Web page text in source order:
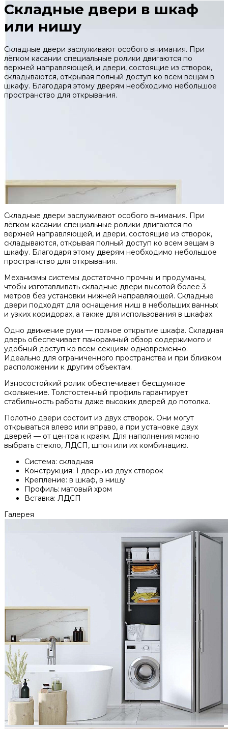
Складные двери в шкаф
или нишу
Складные двери заслуживают особого внимания. При
лёгком касании специальные ролики двигаются по
верхней направляющей, и двери, состоящие из створок,
складываются, открывая полный доступ ко всем вещам в
шкафу. Благодаря этому дверям необходимо небольшое
пространство для открывания.
Складные двери заслуживают особого внимания. При
лёгком касании специальные ролики двигаются по
верхней направляющей, и двери, состоящие из створок,
складываются, открывая полный доступ ко всем вещам в
шкафу. Благодаря этому дверям необходимо небольшое
пространство для открывания.
Механизмы системы достаточно прочны и продуманы,
чтобы изготавливать складные двери высотой более 3
метров без установки нижней направляющей. Складные
двери подходят для оснащения ниш в небольших ванных
и узких коридорах, а также для использования в шкафах.
Одно движение руки — полное открытие шкафа. Складная
дверь обеспечивает панорамный обзор содержимого и
удобный доступ ко всем секциям одновременно.
Идеально для ограниченного пространства и при близком
расположении к другим объектам.
Износостойкий ролик обеспечивает бесшумное
скольжение. Толстостенный профиль гарантирует
стабильность работы даже высоких дверей до потолка.
Полотно двери состоит из двух створок. Они могут
открываться влево или вправо, а при установке двух
дверей — от центра к краям. Для наполнения можно
выбрать стекло, ЛДСП, шпон или их комбинацию.
Система: складная
Конструкция: 1 дверь из двух створок
Крепление: в шкаф, в нишу
Профиль: матовый хром
Вставка: ЛДСП
Галерея